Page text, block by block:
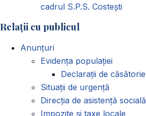
cadrul S.P.S. Costești
Relații cu publicul
Anunțuri
Evidența populației
Declarații de căsătorie
Situații de urgență
Direcția de asistență socială
Impozite și taxe locale